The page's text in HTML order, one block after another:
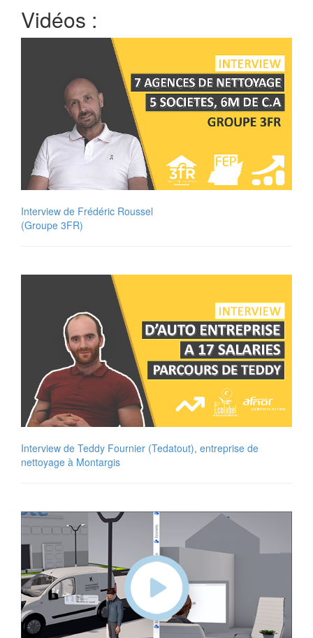
Vidéos :
Interview de Frédéric Roussel
(Groupe 3FR)
Interview de Teddy Fournier (Tedatout), entreprise de
nettoyage à Montargis